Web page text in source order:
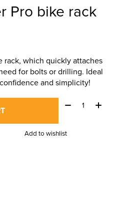
Pro bike rack
which quickly attaches
for bolts or drilling. Ideal
and simplicity!
Quantity:
Add to wishlist